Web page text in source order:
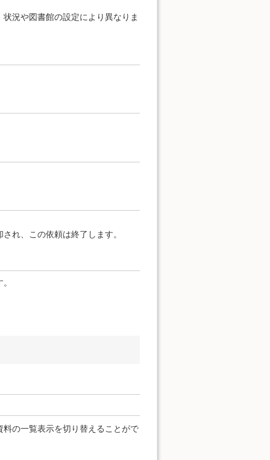
況や図書館の設定により異なりま
れ、この依頼は終了します。
の一覧表示を切り替えることがで